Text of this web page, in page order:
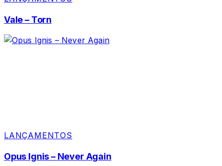
Vale – Torn
LANÇAMENTOS
Opus Ignis – Never Again